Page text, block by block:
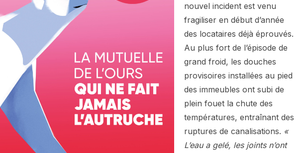
nouvel incident est venu
fragiliser en début d’année
des locataires déjà éprouvés.
Au plus fort de l’épisode de
grand froid, les douches
provisoires installées au pied
des immeubles ont subi de
plein fouet la chute des
températures, entraînant des
ruptures de canalisations. «
L’eau a gelé, les joints n’ont